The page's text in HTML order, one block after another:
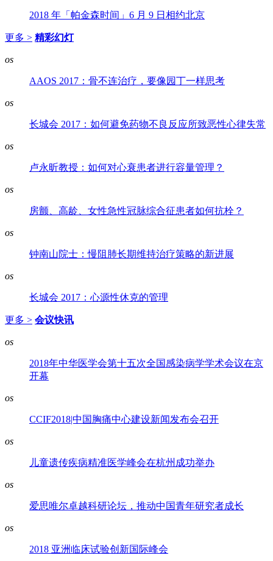
2018 年「帕金森时间」6 月 9 日相约北京
更多 > 精彩幻灯
os
AAOS 2017：骨不连治疗，要像园丁一样思考
os
长城会 2017：如何避免药物不良反应所致恶性心律失常
os
卢永昕教授：如何对心衰患者进行容量管理？
os
房颤、高龄、女性急性冠脉综合征患者如何抗栓？
os
钟南山院士：慢阻肺长期维持治疗策略的新进展
os
长城会 2017：心源性休克的管理
更多 > 会议快讯
os
2018年中华医学会第十五次全国感染病学学术会议在京
开幕
os
CCIF2018|中国胸痛中心建设新闻发布会召开
os
儿童遗传疾病精准医学峰会在杭州成功举办
os
爱思唯尔卓越科研论坛，推动中国青年研究者成长
os
2018 亚洲临床试验创新国际峰会